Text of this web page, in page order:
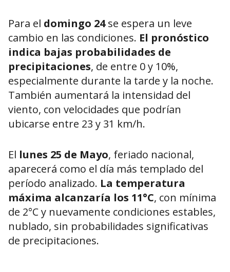
Para el domingo 24se espera un leve
cambio en las condiciones. El pronóstico
indica bajas probabilidades de
precipitaciones, de entre 0 y 10%,
especialmente durante la tarde y la noche.
También aumentará la intensidad del
viento, con velocidades que podrían
ubicarse entre 23 y 31 km/h.
El lunes 25 de Mayo, feriado nacional,
aparecerá como el día más templado del
período analizado. La temperatura
máxima alcanzaría los 11°C, con mínima
de 2°C y nuevamente condiciones estables,
nublado, sin probabilidades significativas
de precipitaciones.